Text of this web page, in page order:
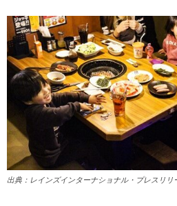
出典：レインズインターナショナル・プレスリリ